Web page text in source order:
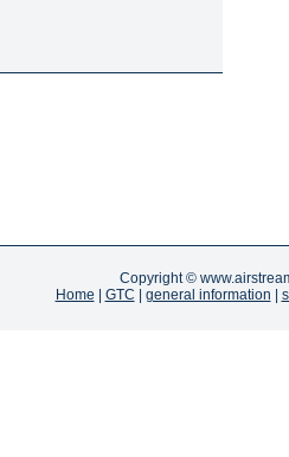
Copyright ©
Home
GTC general information